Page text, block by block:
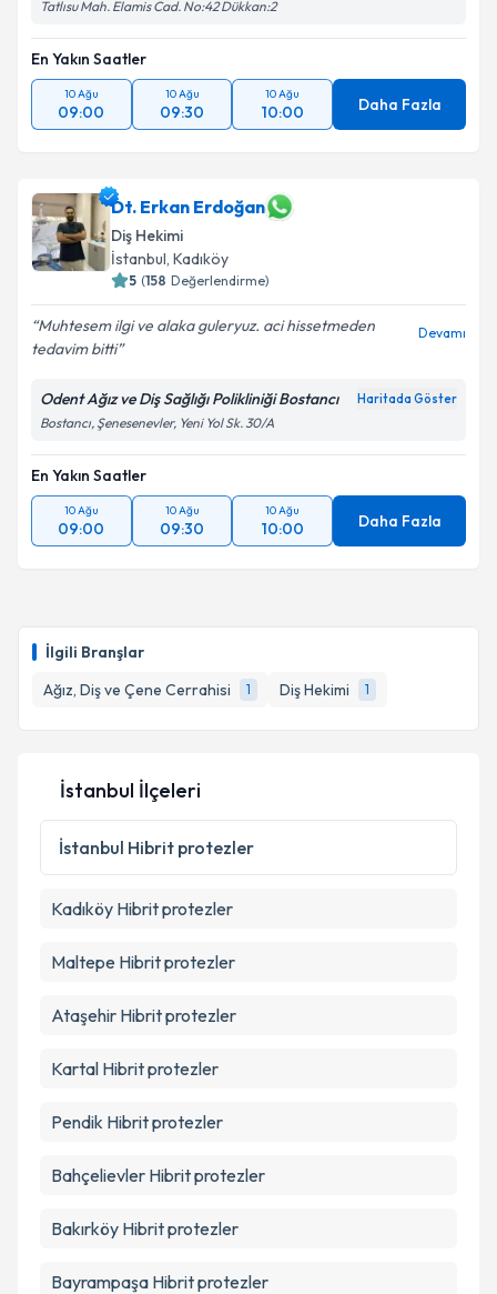
İlgili Branşlar
Ağız, Diş ve Çene Cerrahisi
1 Diş Hekimi 1
Metni'ni okudum ve kişisel verilerimin belirtilen
Takvim Talebini Gönder
Tatlısu Mah. Elamis Cad. No:42 Dükkan:2
En Yakın Saatler
10 Ağu
09:00
10 Ağu
09:30
10 Ağu
10:00 Daha Fazla
Dt. Erkan Erdoğan
Diş Hekimi
İstanbul, Kadıköy
5 (158 Değerlendirme)
Muhtesem ilgi ve alaka guleryuz. aci hissetmeden
tedavim bitti
Devamı
Odent Ağız ve Diş Sağlığı Polikliniği Bostancı Haritada Göster
Bostancı, Şenesenevler, Yeni Yol Sk. 30/A
En Yakın Saatler
10 Ağu
09:00
10 Ağu
09:30
10 Ağu
10:00 Daha Fazla
İstanbul İlçeleri
İstanbul Hibrit protezler
Kadıköy Hibrit protezler
Maltepe Hibrit protezler
Ataşehir Hibrit protezler
Kartal Hibrit protezler
Pendik Hibrit protezler
Bahçelievler Hibrit protezler
Bakırköy Hibrit protezler
Bayrampaşa Hibrit protezler